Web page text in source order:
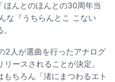
ほんとのほんとの30周年当
な『うちらんとこ こない
2人が選曲を行ったアナログ
ースされることが決定。
ちろん「渚にまつわるエト